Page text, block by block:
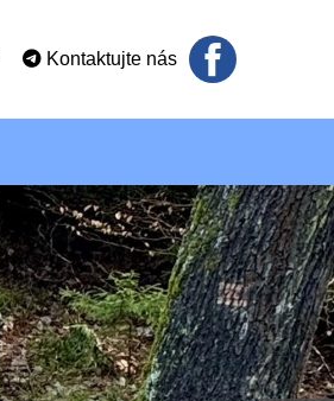
Kontaktujte nás